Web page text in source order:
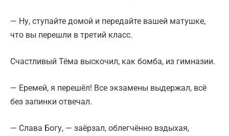
— Ну, ступайте домой и передайте вашей матушке,
что вы перешли в третий класс.
Счастливый Тёма выскочил, как бомба, из гимназии.
— Еремей, я перешёл! Все экзамены выдержал, всё
без запинки отвечал.
— Слава Богу, — заёрзал, облегчённо вздыхая,